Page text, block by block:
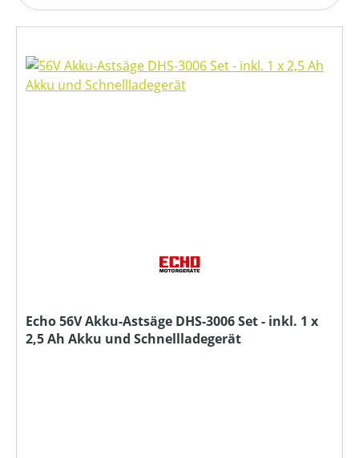
Echo 56V Akku-Astsäge DHS-3006 Set - inkl. 1 x
2,5 Ah Akku und Schnellladegerät